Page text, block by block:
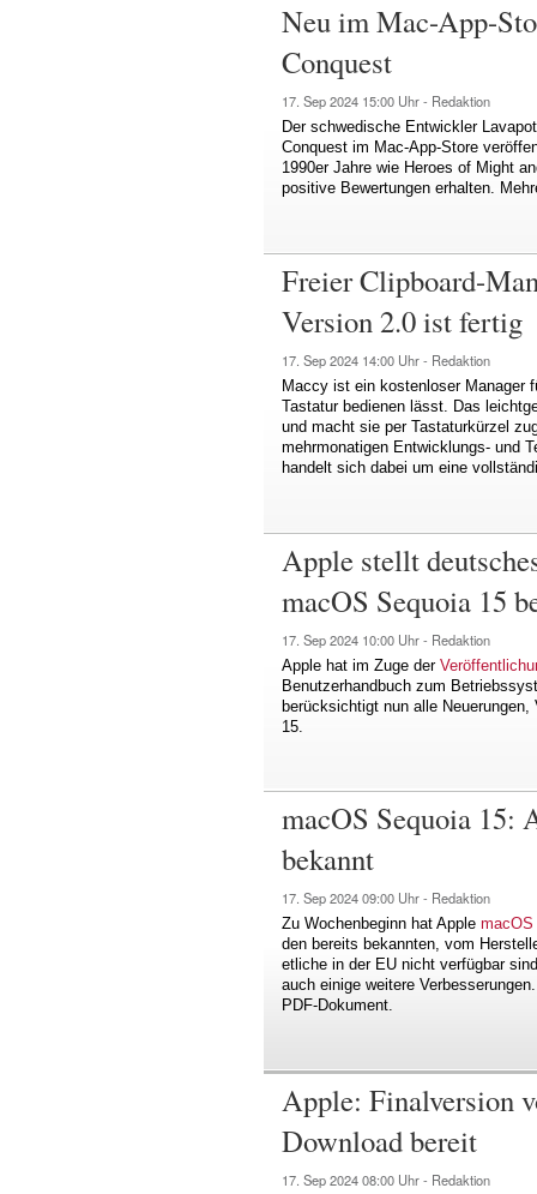
Neu im Mac-App-
Conquest
17. Sep 2024 15:00 Uhr - Redaktion
Der schwedische Entwickler
Conquest im Mac-App-Store
1990er Jahre wie Heroes of Might
positive Bewertungen erhalten.
Freier Clipboard-
Version 2.0 ist fertig
17. Sep 2024 14:00 Uhr - Redaktion
Maccy ist ein kostenloser Manager
Tastatur bedienen lässt. Das
und macht sie per Tastaturkürzel
mehrmonatigen Entwicklungs- und
handelt sich dabei um eine
Apple stellt
macOS Sequoia 15
17. Sep 2024 10:00 Uhr - Redaktion
Apple hat im Zuge der
Benutzerhandbuch zum
berücksichtigt nun alle Neuerungen,
15.
macOS Sequoia 15:
bekannt
17. Sep 202409:00 Uhr - Redaktion
Zu Wochenbeginn hat Apple macOS
den bereits bekannten, vom
etliche in der EU nicht verfügbar
auch einige weitere
PDF-Dokument.
Apple: Finalversion
Download bereit
17. Sep 202408:00 Uhr - Redaktion